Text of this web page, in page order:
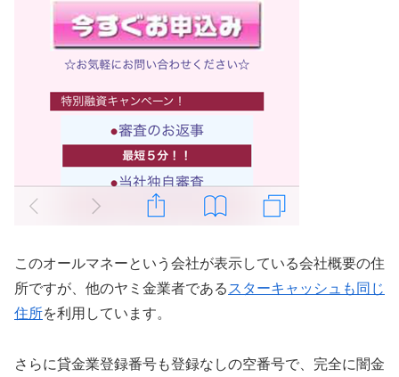
このオールマネーという会社が表示している会社概要の住
所ですが、他のヤミ金業者である スターキャッシュも同じ
住所を利用しています。
さらに貸金業登録番号も登録なしの空番号で、完全に闇金